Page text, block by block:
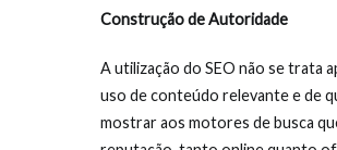
Construção de Autoridade
A utilização do SEO não se trata
uso de conteúdo relevante e de
mostrar aos motores de busca